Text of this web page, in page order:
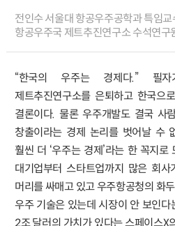
전인수 서울대 항공우주공학과 특임교
항공우주국 제트추진연구소 수석연구
“한국의 우주는 경제다.” 필자
제트추진연구소를 은퇴하고 한국으
결론이다. 물론 우주개발도 결국 사
창출이라는 경제 논리를 벗어날 수
훨씬 더 ‘우주는 경제’라는 한 꼭지
대기업부터 스타트업까지 많은 회
머리를 싸매고 있고 우주항공청의 화
우주 기술은 있는데 시장이 안 보인다
2조 달러의 가치가 있다는 스페이스X